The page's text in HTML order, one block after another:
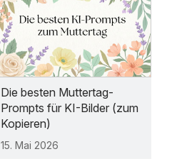
Die besten Muttertag-
Prompts für KI-Bilder (zum
Kopieren)
15. Mai 2026